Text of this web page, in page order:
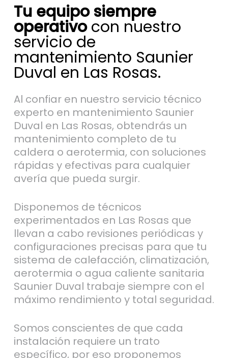
Tu equipo siempre
operativocon nuestro
servicio de
mantenimiento Saunier
Duval en Las Rosas.
Al confiar en nuestro servicio técnico
experto en mantenimiento Saunier
Duval en Las Rosas, obtendrás un
mantenimiento completo de tu
caldera o aerotermia, con soluciones
rápidas y efectivas para cualquier
avería que pueda surgir.
Disponemos de técnicos
experimentados en Las Rosas que
llevan a cabo revisiones periódicas y
configuraciones precisas para que tu
sistema de calefacción, climatización,
aerotermia o agua caliente sanitaria
Saunier Duval trabaje siempre con el
máximo rendimiento y total seguridad.
Somos conscientes de que cada
instalación requiere un trato
específico, por eso proponemos